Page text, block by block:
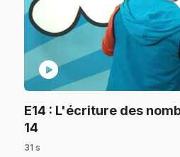
play_circle
E14 : L'écriture des
14
31 s